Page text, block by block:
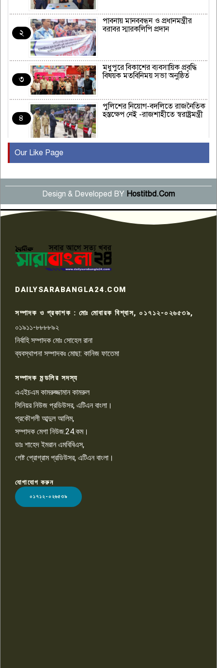
২
পাবনায় মানববন্ধন ও প্রধানমন্ত্রীর
বরাবর স্মারকলিপি প্রদান
৩
মধুপুরে বিকাশের ব্যবসায়িক প্রবৃদ্ধি
বিষয়ক মতবিনিময় সভা অনুষ্ঠিত
৪
পুলিশের নিয়োগ-বদলিতে রাজনৈতিক
হস্তক্ষেপ নেই -রাজশাহীতে স্বরাষ্ট্রমন্ত্রী
৫
বছর পূর্তি উদযাপন
৬
সংবাদ সম্মেলনে অভিযোগ অস্বীকার
উদ্দেশ্য প্রণোদিত সংবাদ প্রকাশের
প্রতিবাদ নাজির হাসানের
৭
কেটে ঘরে ঢুকে স্কুল শিক্ষিকাকে হত্যা
টয়লেটের ট্যাংকি থেকে লাশ উদ্ধার
রাজশাহীতে সন্ত্রাসী হামলায় গুরুতর
৯
চাঁদাবাজি ও হয়রানির অভিযোগ
১০
Our Like Page
Design & Developed BY Hostitbd.Com
LOGO
DAILYSARABANGLA24.COM
সম্পাদক ও প্রকাশক : মোঃ মোবারক বিশ্বাস, ০১৭১২-০২৬৫৩৯,
০১৯১১-৮৮৮৮৯২
নির্বাহি সম্পাদক মোঃ সোহেল রানা
ব্যবস্থাপনা সম্পাদকঃ মোছা: কানিজ ফাতেমা
সম্পাদক মন্ডলির সদস্য
এএইচএম কামরুজ্জামান কামরুল
সিনিয়র নিউজ প্রডিউসর, এটিএন বাংলা।
প্রকৌশলী আব্দুল আলিম,
সম্পাদক মেগা নিউজ.24.কম।
ডাঃ শাহেদ ইমরান এমবিবিএস,
গেষ্ট প্রোগ্রাম প্রডিউসর, এটিএন বাংলা।
যোগাযোগ করুন
০১৭১২-০২৬৫৩৯